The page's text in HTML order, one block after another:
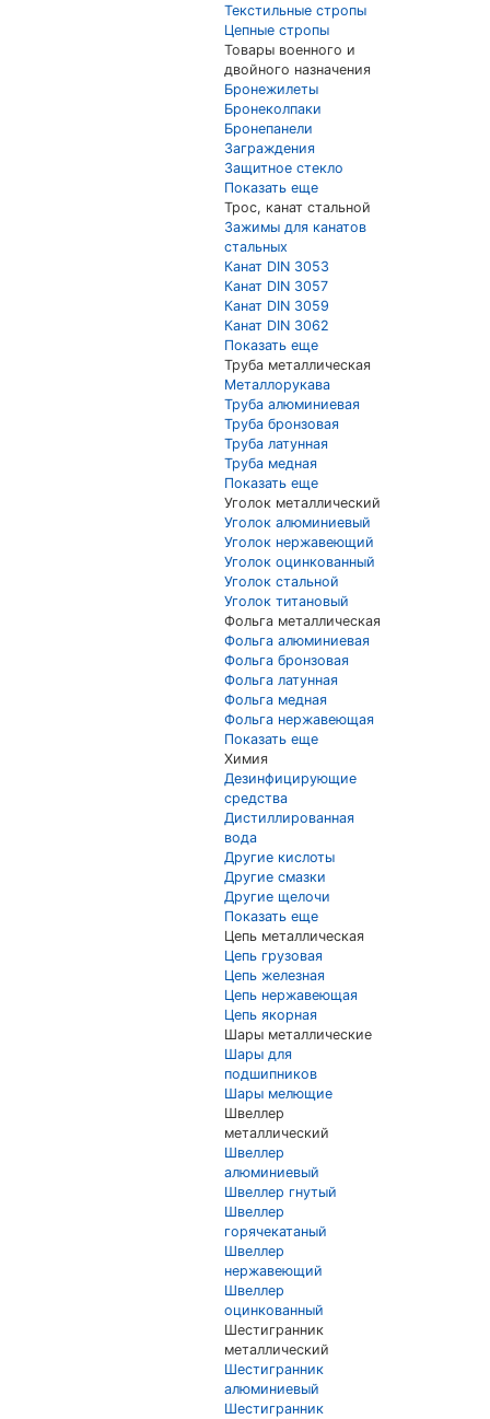
Текстильные стропы
Цепные стропы
Товары военного и
двойного назначения
Бронежилеты
Бронеколпаки
Бронепанели
Заграждения
Защитное стекло
Показать еще
Трос, канат стальной
Зажимы для канатов
стальных
Канат DIN 3053
Канат DIN 3057
Канат DIN 3059
Канат DIN 3062
Показать еще
Труба металлическая
Металлорукава
Труба алюминиевая
Труба бронзовая
Труба латунная
Труба медная
Показать еще
Уголок металлический
Уголок алюминиевый
Уголок нержавеющий
Уголок оцинкованный
Уголок стальной
Уголок титановый
Фольга металлическая
Фольга алюминиевая
Фольга бронзовая
Фольга латунная
Фольга медная
Фольга нержавеющая
Показать еще
Химия
Дезинфицирующие
средства
Дистиллированная
вода
Другие кислоты
Другие смазки
Другие щелочи
Показать еще
Цепь металлическая
Цепь грузовая
Цепь железная
Цепь нержавеющая
Цепь якорная
Шары металлические
Шары для
подшипников
Шары мелющие
Швеллер
металлический
Швеллер
алюминиевый
Швеллер гнутый
Швеллер
горячекатаный
Швеллер
нержавеющий
Швеллер
оцинкованный
Шестигранник
металлический
Шестигранник
алюминиевый
Шестигранник